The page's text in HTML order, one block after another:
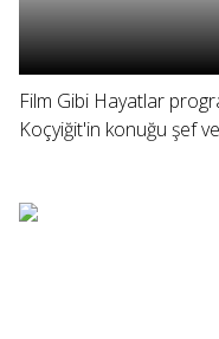
Film Gibi Hayatlar
Koçyiğit'in konuğu şef